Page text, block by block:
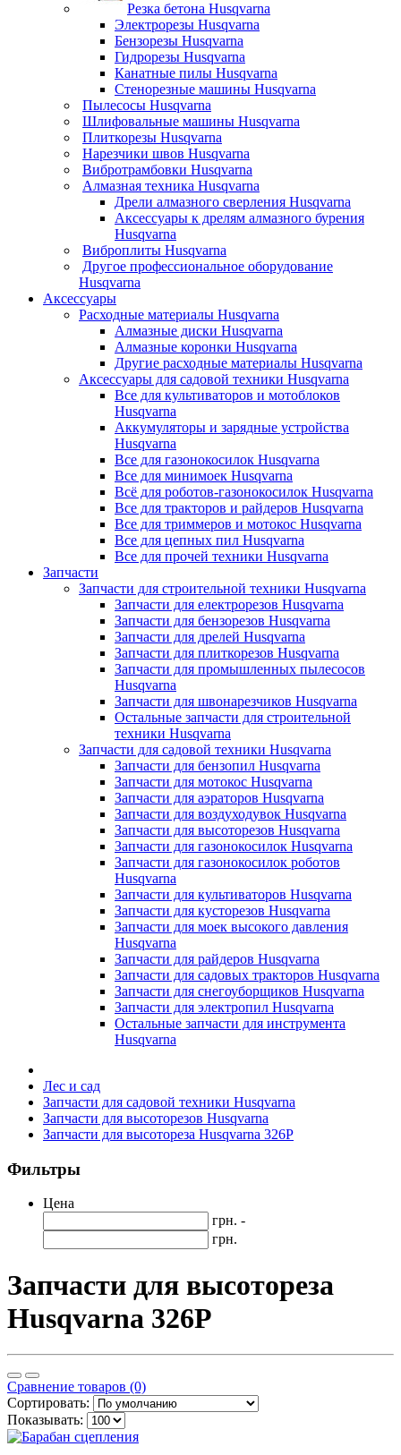
Резка бетона Husqvarna
Электрорезы Husqvarna
Бензорезы Husqvarna
Гидрорезы Husqvarna
Канатные пилы Husqvarna
Стенорезные машины Husqvarna
Пылесосы Husqvarna
Шлифовальные машины Husqvarna
Плиткорезы Husqvarna
Нарезчики швов Husqvarna
Вибротрамбовки Husqvarna
Алмазная техника Husqvarna
Дрели алмазного сверления Husqvarna
Аксессуары к дрелям алмазного бурения
Husqvarna
Виброплиты Husqvarna
Другое профессиональное оборудование
Husqvarna
Аксессуары
Расходные материалы Husqvarna
Алмазные диски Husqvarna
Алмазные коронки Husqvarna
Другие расходные материалы Husqvarna
Аксессуары для садовой техники Husqvarna
Все для культиваторов и мотоблоков
Husqvarna
Аккумуляторы и зарядные устройства
Husqvarna
Все для газонокосилок Husqvarna
Все для минимоек Husqvarna
Всё для роботов-газонокосилок Husqvarna
Все для тракторов и райдеров Husqvarna
Все для триммеров и мотокос Husqvarna
Все для цепных пил Husqvarna
Все для прочей техники Husqvarna
Запчасти
Запчасти для строительной техники Husqvarna
Запчасти для електрорезов Husqvarna
Запчасти для бензорезов Husqvarna
Запчасти для дрелей Husqvarna
Запчасти для плиткорезов Husqvarna
Запчасти для промышленных пылесосов
Husqvarna
Запчасти для швонарезчиков Husqvarna
Остальные запчасти для строительной
техники Husqvarna
Запчасти для садовой техники Husqvarna
Запчасти для бензопил Husqvarna
Запчасти для мотокос Husqvarna
Запчасти для аэраторов Husqvarna
Запчасти для воздуходувок Husqvarna
Запчасти для высоторезов Husqvarna
Запчасти для газонокосилок Husqvarna
Запчасти для газонокосилок роботов
Husqvarna
Запчасти для культиваторов Husqvarna
Запчасти для кусторезов Husqvarna
Запчасти для моек высокого давления
Husqvarna
Запчасти для райдеров Husqvarna
Запчасти для садовых тракторов Husqvarna
Запчасти для снегоуборщиков Husqvarna
Запчасти для электропил Husqvarna
Остальные запчасти для инструмента
Husqvarna
Лес и сад
Запчасти для садовой техники Husqvarna
Запчасти для высоторезов Husqvarna
Запчасти для высотореза Husqvarna 326P
Фильтры
Цена
грн. -
грн.
Запчасти для высотореза
Husqvarna 326P
Сравнение товаров (0)
Сортировать:
Показывать: